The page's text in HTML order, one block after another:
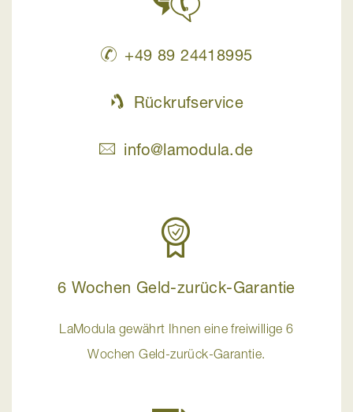
+49 89 24418995
Rückrufservice
info@lamodula.de
6 Wochen Geld-zurück-Garantie
LaModula gewährt Ihnen eine freiwillige 6
Wochen Geld-zurück-Garantie.